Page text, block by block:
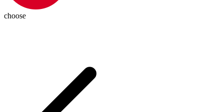
choose